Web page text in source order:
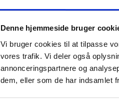
Denne hjemmeside bruger
Vi bruger cookies til at tilpasse
vores trafik. Vi deler også
annonceringspartnere og
dem, eller som de har indsamlet
Muurikka
100cm SÆT
gasbrænder
8829kr.